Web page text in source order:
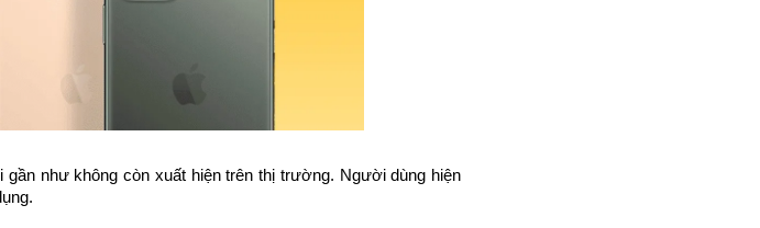
như không còn xuất hiện trên thị trường. Người dùng hiện